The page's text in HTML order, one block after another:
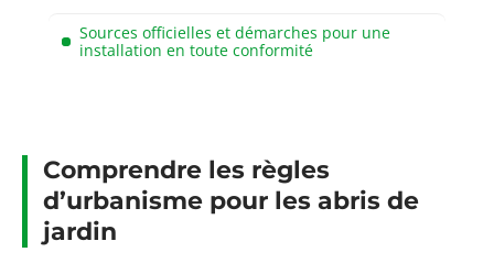
Sources officielles et démarches pour une
installation en toute conformité
Comprendre les règles
d’urbanisme pour les abris de
jardin